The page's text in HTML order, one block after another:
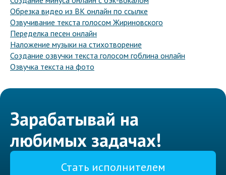
Обрезка видео из ВК онлайн по ссылке
Озвучивание текста голосом Жириновского
Переделка песен онлайн
Наложение музыки на стихотворение
Создание озвучки текста голосом гоблина онлайн
Озвучка текста на фото
Зарабатывай на
любимых задачах!
Стать исполнителем